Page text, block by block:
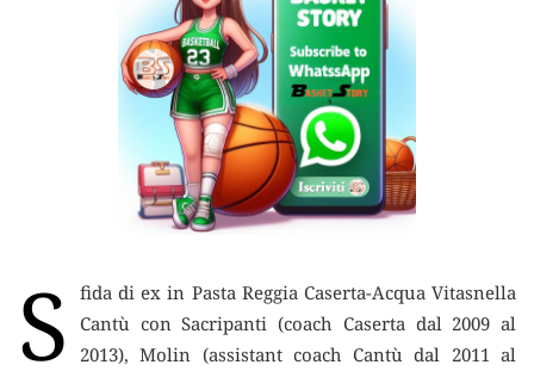
S
fida di ex in Pasta Reggia Caserta-Acqua Vitasnella
Cantù con Sacripanti (coach Caserta dal 2009 al
2013),Molin (assistant coach Cantù dal 2011 al